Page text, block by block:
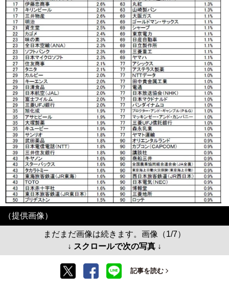
（提供画像）
まだまだ画像は続きます。画像（1/7）
↓ スクロールで次の写真 ↓
記事を読む